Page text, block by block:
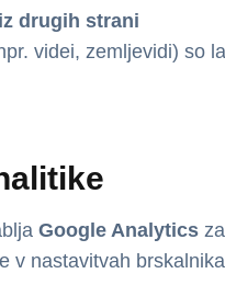
drugih strani
videi, zemljevidi) so
Google Analytics
v nastavitvah